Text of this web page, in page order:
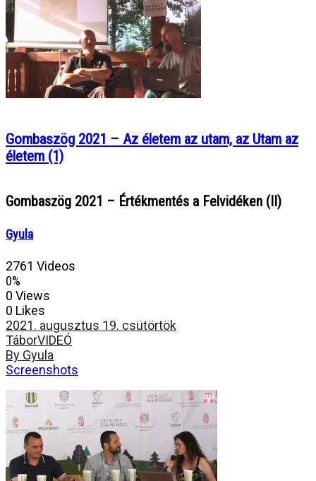
Gombaszög 2021 – Az életem az utam, az Utam az
életem (1)
Gombaszög 2021 – Értékmentés a Felvidéken (II)
Gyula
2761 Videos
0%
0 Views
0 Likes
2021. augusztus 19. csütörtök
TáborVIDEÓ
By Gyula
Screenshots